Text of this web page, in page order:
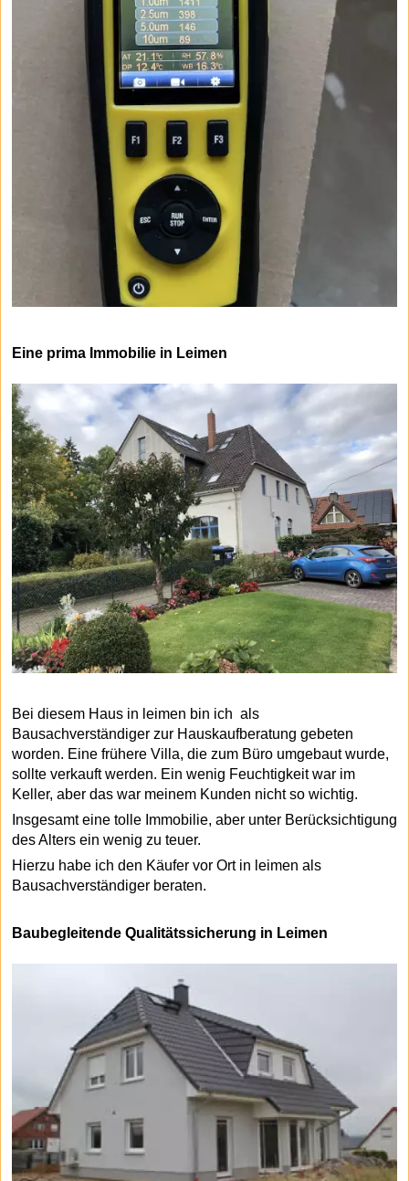
Eine prima Immobilie in Leimen
Bei diesem Haus in leimen bin ich als
Bausachverständiger zur Hauskaufberatung gebeten
worden. Eine frühere Villa, die zum Büro umgebaut wurde,
sollte verkauft werden. Ein wenig Feuchtigkeit war im
Keller, aber das war meinem Kunden nicht so wichtig.
Insgesamt eine tolle Immobilie, aber unter Berücksichtigung
des Alters ein wenig zu teuer.
Hierzu habe ich den Käufer vor Ort in leimen als
Bausachverständiger beraten.
Baubegleitende Qualitätssicherung in Leimen